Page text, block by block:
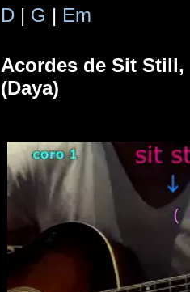
D | G | Em
Acordes de Sit
(Daya)